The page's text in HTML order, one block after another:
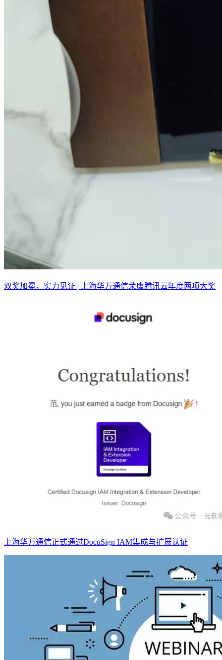
双奖加冕，实力见证 | 上海华万通信荣膺腾讯云年度两项大奖
上海华万通信正式通过DocuSign IAM集成与扩展认证